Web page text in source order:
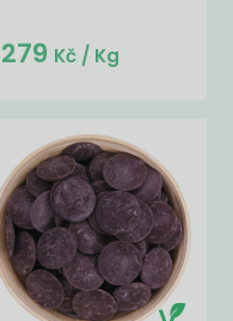
279 Kč / Kg